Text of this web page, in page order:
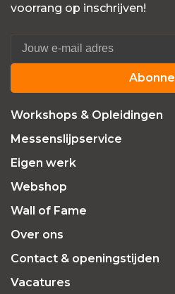
voorrang op inschrijven!
Workshops & Opleidingen
Messenslijpservice
Eigen werk
Webshop
Wall of Fame
Over ons
Contact & openingstijden
Vacatures